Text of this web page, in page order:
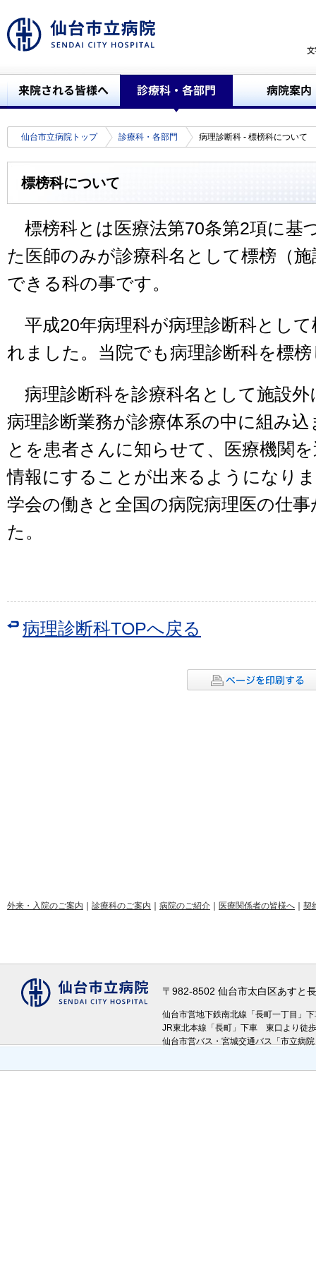
仙台市立病院トップ 診療科・各部門 病理診断科 - 標榜科について
標榜科について
標榜科とは医療法第70条第2項に基
た医師のみが診療科名として標榜（
できる科の事です。
平成20年病理科が病理診断科とし
れました。当院でも病理診断科を標
病理診断科を診療科名として施設
病理診断業務が診療体系の中に組み
とを患者さんに知らせて、医療機関
情報にすることが出来るようになり
学会の働きと全国の病院病理医の仕
た。
病理診断科TOPへ戻る
外来・入院のご案内 診療科のご案内 病院のご紹介 医療関係者の皆様へ 契
〒982-8502 仙台市太白区あす
仙台市営地下鉄南北線「長町一丁目
JR東北本線「長町」下車 東口より徒
仙台市営バス・宮城交通バス「市立病